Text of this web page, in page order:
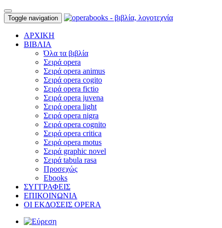
Toggle navigation
ΑΡΧΙΚΗ
ΒΙΒΛΙΑ
Όλα τα βιβλία
Σειρά opera
Σειρά opera animus
Σειρά opera cogito
Σειρά opera fictio
Σειρά opera juvena
Σειρά opera light
Σειρά opera nigra
Σειρά opera cognito
Σειρά opera critica
Σειρά opera motus
Σειρά graphic novel
Σειρά tabula rasa
Προσεχώς
Ebooks
ΣΥΓΓΡΑΦΕΙΣ
ΕΠΙΚΟΙΝΩΝΙΑ
ΟΙ ΕΚΔΟΣΕΙΣ OPERA